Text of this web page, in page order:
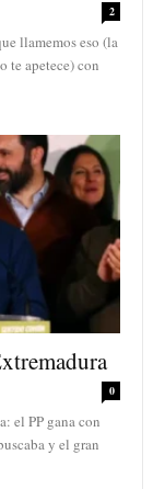
2
llamemos eso (la
te apetece) con
0
el PP gana con
y el gran